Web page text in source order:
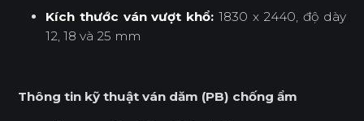
Kích thước ván vượt khổ: 1830 x 2440, độ dày
12, 18 và 25 mm
Thông tin kỹ thuật ván dăm (PB) chống ẩm